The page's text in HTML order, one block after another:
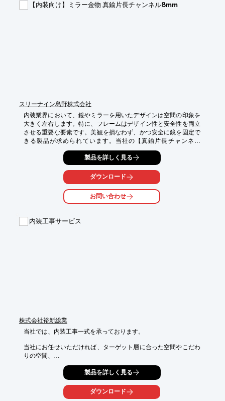
【導入の効果】
【内装向け】ミラー金物 真鍮片長チャンネル8mm
スリーナイン島野株式会社
内装業界において、鏡やミラーを用いたデザインは空間の印象を
大きく左右します。特に、フレームはデザイン性と安全性を両立
させる重要な要素です。美観を損なわず、かつ安全に鏡を固定で
きる製品が求められています。当社の【真鍮片長チャンネル
8mm】は、5mm鏡に対応し、切断・加工も可能です。内装デザ
インの可能性を広げ、高品質な空間作りに貢献します。
【活用シーン】
・住宅の玄関やリビング
・商業施設の鏡面仕上げ
・壁面装飾
製品を詳しく見る
ダウンロード
お問い合わせ
内装工事サービス
株式会社裕新総業
当社では、内装工事一式を承っております。
当社にお任せいただければ、ターゲット層に合った空間やこだわ
りの空間、
清潔感溢れる空間など、お客様のご要望をしっかりとカタチにす
まずはお客様の想いを当社にお聞かせください。
製品を詳しく見る
ダウンロード